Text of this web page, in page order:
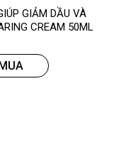
GIẢM DẦU VÀ
CREAM 50ML